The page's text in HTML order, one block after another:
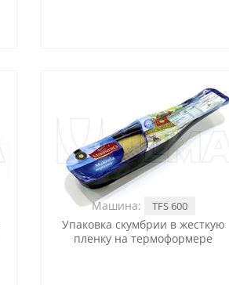
Упаковка скумбрии в жесткую
пленку на термоформере
Машина: TFS 600